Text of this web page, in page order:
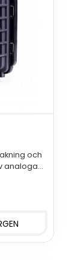
och
analoga,
0